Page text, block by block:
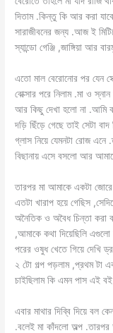
দিতাম .কিন্তু কি আর করা
সারাজীবনের জন্য .আজ ই
স্যান্ডো গেঞ্জি ,জাঙ্গিয়া আর
এতো মাল বেরোনোর পর যেন
বোক্সার পরে নিলাম .মা ও
আর কিছু দেখা হলো না .আমি
দড়ি ছিঁড়ে গেছে তাই সেটা
গ্লাস নিয়ে যেমনটা রোজ এনে
বিছানায় এসে বসলো আর
তারপর মা আমাকে একটা
এতটা খারাপ হয়ে গেছিস
অনৈতিক ও অবৈধ চিন্তা করা
,আমাকে কথা দিয়েছিলি
পরের ওষুধ খেতে গিয়ে দেখি
২ টো গল্প পড়লাম ,প্রথম টা
চাইছিলাম কি এমন পাস এই
এবার মাথার দিব্বি দিয়ে বল
.বলেই মা কাঁদলো অল্প